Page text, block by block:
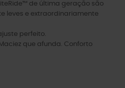
de última geração são
leves e extraordinariamente
perfeito.
que afunda. Conforto